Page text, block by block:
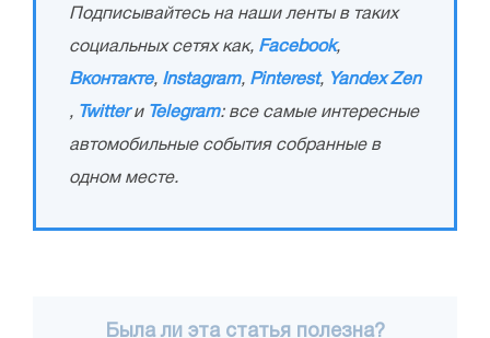
Подписывайтесь на наши ленты в таких
социальных сетях как, Facebook,
Вконтакте, Instagram, Pinterest, Yandex Zen
, Twitterи Telegram: все самые интересные
автомобильные события собранные в
одном месте.
Была ли эта статья полезна?